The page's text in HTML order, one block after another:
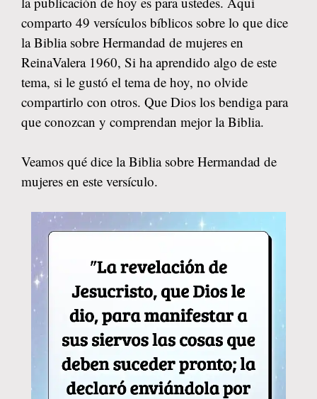
comparto 49 versículos bíblicos sobre lo que dice
la Biblia sobre Hermandad de mujeres en
ReinaValera 1960, Si ha aprendido algo de este
tema, si le gustó el tema de hoy, no olvide
compartirlo con otros. Que Dios los bendiga para
que conozcan y comprendan mejor la Biblia.
Veamos qué dice la Biblia sobre Hermandad de
mujeres en este versículo.